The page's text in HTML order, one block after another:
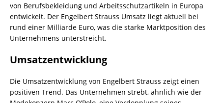
von Berufsbekleidung und Arbeitsschutzartikeln in Europa
entwickelt. Der Engelbert Strauss Umsatz liegt aktuell bei
rund einer Milliarde Euro, was die starke Marktposition des
Unternehmens unterstreicht.
Umsatzentwicklung
Die Umsatzentwicklung von Engelbert Strauss zeigt einen
positiven Trend. Das Unternehmen strebt, ähnlich wie der